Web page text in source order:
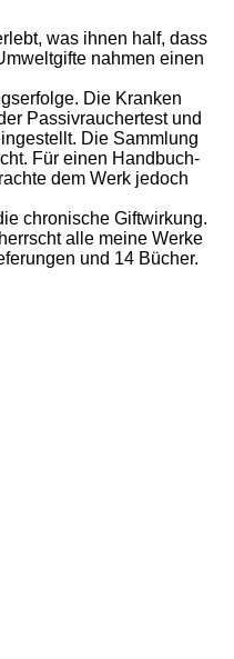
was ihnen half, dass
nahmen einen
Die Kranken
Passivrauchertest und
Die Sammlung
Für einen Handbuch-
dem Werk jedoch
chronische Giftwirkung.
alle meine Werke
und 14 Bücher.